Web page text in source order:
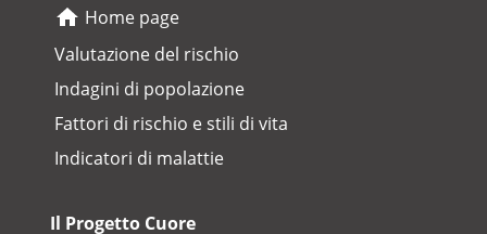
Home page
Valutazione del rischio
Indagini di popolazione
Fattori di rischio e stili di vita
Indicatori di malattie
Il Progetto Cuore